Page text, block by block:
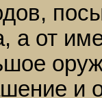
а от
и